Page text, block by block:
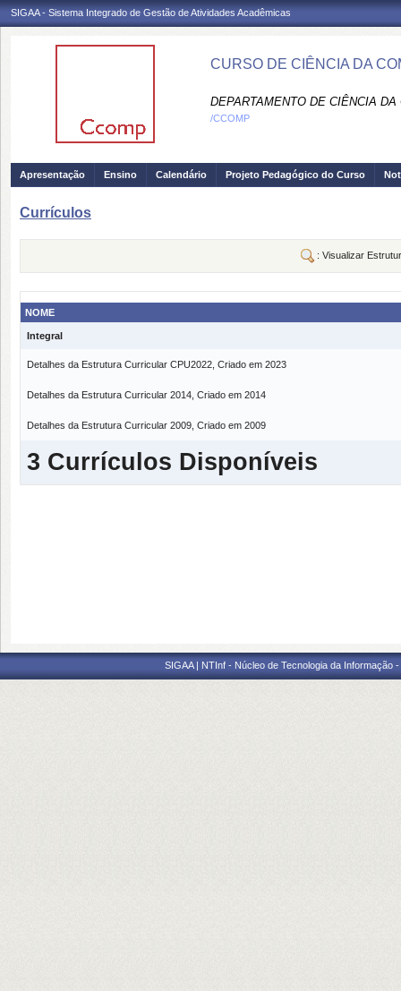
SIGAA - Sistema Integrado de Gestão de Atividades Acadêmicas
CURSO DE CIÊNCIA DA
DEPARTAMENTO DE CIÊNCIA
/CCOMP
Apresentação Ensino Calendário Projeto Pedagógico do Curso
Currículos
: Visualizar
NOME
Integral
Detalhes da Estrutura Curricular CPU2022, Criado em 2023
Detalhes da Estrutura Curricular 2014, Criado em 2014
Detalhes da Estrutura Curricular 2009, Criado em 2009
3 Currículos Disponíveis
SIGAA | NTInf - Núcleo de Tecnologia da